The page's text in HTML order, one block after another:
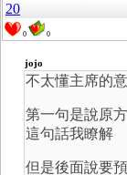
20
0 0
jojo
不太懂主席的
第一句是說原
這句話我瞭解
但是後面說要